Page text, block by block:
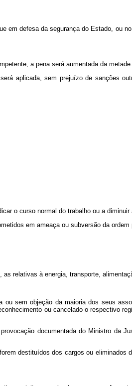
em defesa da segurança do Estado, ou
a pena será aumentada da metade.
aplicada, sem prejuízo de sanções
o curso normal do trabalho ou a diminuir
em ameaça ou subversão da
relativas à energia, transporte,
sem objeção da maioria dos seus
ou cancelado o respectivo
documentada do Ministro da
destituídos dos cargos ou eliminados